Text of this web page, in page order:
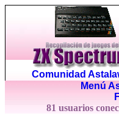
Comunidad
Menú
81 usuarios